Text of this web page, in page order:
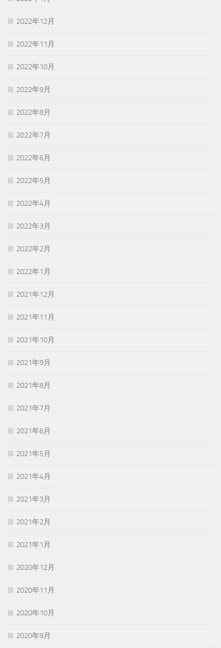
2022年12月
2022年11月
2022年10月
2022年9月
2022年8月
2022年7月
2022年6月
2022年5月
2022年4月
2022年3月
2022年2月
2022年1月
2021年12月
2021年11月
2021年10月
2021年9月
2021年8月
2021年7月
2021年6月
2021年5月
2021年4月
2021年3月
2021年2月
2021年1月
2020年12月
2020年11月
2020年10月
2020年9月